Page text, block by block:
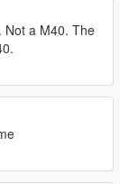
Not a M40. The